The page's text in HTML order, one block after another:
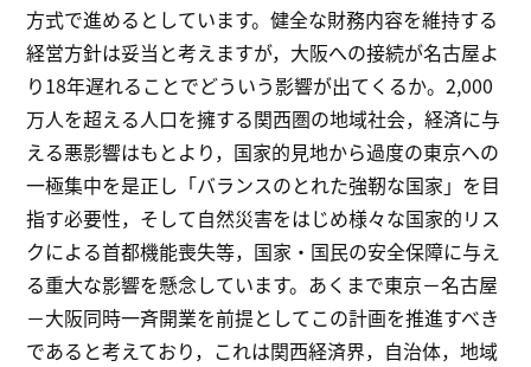
方式で進めるとしています。健全な財務内容を維持する
経営方針は妥当と考えますが，大阪への接続が名古屋よ
り18年遅れることでどういう影響が出てくるか。2,000
万人を超える人口を擁する関西圏の地域社会，経済に与
える悪影響はもとより，国家的見地から過度の東京への
一極集中を是正し「バランスのとれた強靭な国家」を目
指す必要性，そして自然災害をはじめ様々な国家的リス
クによる首都機能喪失等，国家・国民の安全保障に与え
る重大な影響を懸念しています。あくまで東京－名古屋
－大阪同時一斉開業を前提としてこの計画を推進すべき
であると考えており，これは関西経済界，自治体，地域